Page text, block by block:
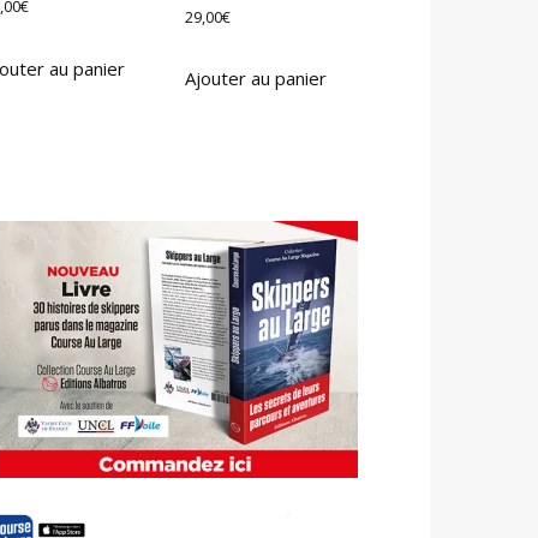
€
au panier
29,00€
Ajouter au panier